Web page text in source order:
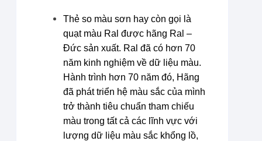
Thẻ so màu sơn hay còn gọi là
quạt màu Ral được hãng Ral –
Đức sản xuất. Ral đã có hơn 70
năm kinh nghiệm về dữ liệu màu.
Hành trình hơn 70 năm đó, Hãng
đã phát triển hệ màu sắc của mình
trở thành tiêu chuẩn tham chiếu
màu trong tất cả các lĩnh vực với
lượng dữ liệu màu sắc khổng lồ,